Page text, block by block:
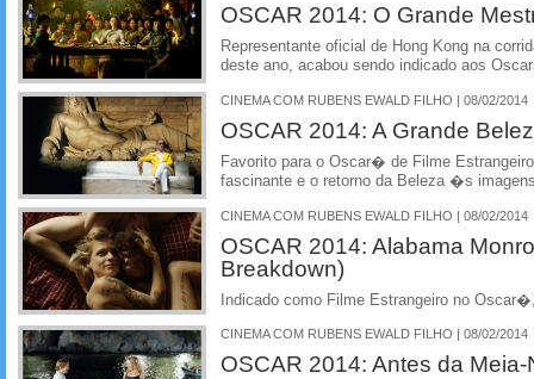
OSCAR 2014: O Grande
Representante oficial de Hong Kong na
deste ano, acabou sendo indicado aos
CINEMA COM RUBENS EWALD FILHO | 08/02/2014
OSCAR 2014: A Grande
Favorito para o Oscar� de Filme
fascinante e o retorno da Beleza �s
CINEMA COM RUBENS EWALD FILHO | 08/02/2014
OSCAR 2014: Alabama
Breakdown)
Indicado como Filme Estrangeiro no
CINEMA COM RUBENS EWALD FILHO | 08/02/2014
OSCAR 2014: Antes da